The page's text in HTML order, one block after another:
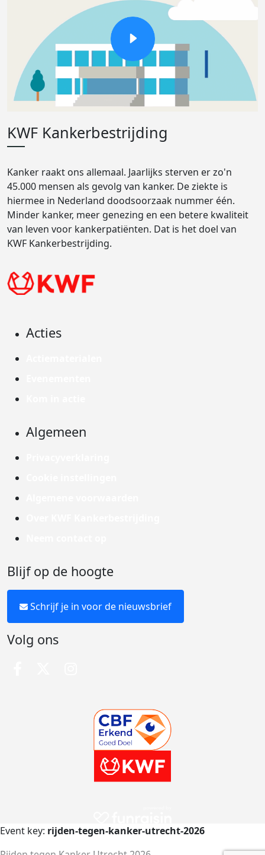
KWF Kankerbestrijding
Kanker raakt ons allemaal. Jaarlijks sterven er zo'n
45.000 mensen als gevolg van kanker. De ziekte is
hiermee in Nederland doodsoorzaak nummer één.
Minder kanker, meer genezing en een betere kwaliteit
van leven voor kankerpatiënten. Dat is het doel van
KWF Kankerbestrijding.
Acties
Algemeen
Blijf op de hoogte
Schrijf je in voor de nieuwsbrief
Volg ons
Event key: rijden-tegen-kanker-utrecht-2026